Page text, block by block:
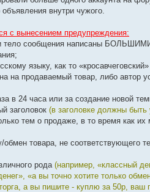
внутри чужого.
с вынесением предупреждения:
тело сообщения написаны
языку, как то
на продаваемый товар, либо автор
в 24 часа или за создание новой
заголовок (в заголовке должны
тем о продаже, в то время как
обмен товара, не
рода (например, «классный
«а вы точно хотите только
а вы пишите - куплю за 50р, ваш